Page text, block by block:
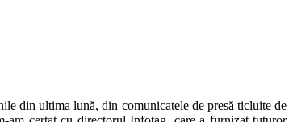
din ultima lună, din comunicatele de presă ticluite de